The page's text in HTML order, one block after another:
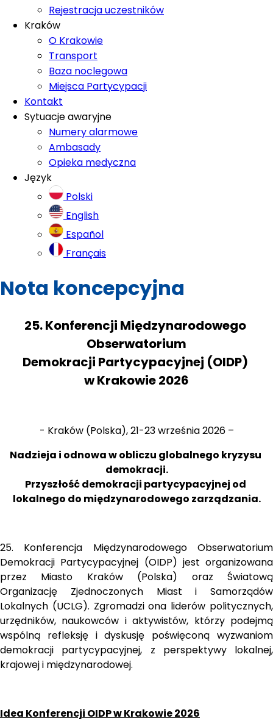
Rejestracja uczestników
Kraków
O Krakowie
Transport
Baza noclegowa
Miejsca Partycypacji
Kontakt
Sytuacje awaryjne
Numery alarmowe
Ambasady
Opieka medyczna
Język
Polski
English
Español
Français
Nota koncepcyjna
25. Konferencji Międzynarodowego
Obserwatorium
Demokracji Partycypacyjnej (OIDP)
w Krakowie 2026
- Kraków (Polska), 21-23 września 2026 –
Nadzieja i odnowa w obliczu globalnego kryzysu
demokracji.
Przyszłość demokracji partycypacyjnej od
lokalnego do międzynarodowego zarządzania.
25. Konferencja Międzynarodowego Obserwatorium
Demokracji Partycypacyjnej (OIDP) jest organizowana
przez Miasto Kraków (Polska) oraz Światową
Organizację Zjednoczonych Miast i Samorządów
Lokalnych (UCLG). Zgromadzi ona liderów politycznych,
urzędników, naukowców i aktywistów, którzy podejmą
wspólną refleksję i dyskusję poświęconą wyzwaniom
demokracji partycypacyjnej, z perspektywy lokalnej,
krajowej i międzynarodowej.
Idea Konferencji OIDP w Krakowie 2026